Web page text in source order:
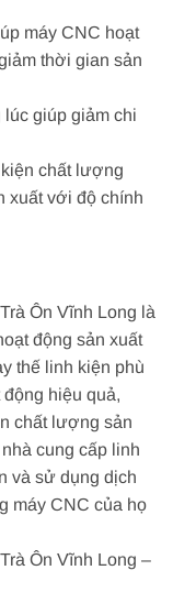
máy CNC hoạt
thời gian sản
giúp giảm chi
chất lượng
xuất với độ chính
Ôn Vĩnh Long là
động sản xuất
thế linh kiện phù
hiệu quả,
chất lượng sản
cung cấp linh
và sử dụng dịch
máy CNC của họ
Ôn Vĩnh Long –